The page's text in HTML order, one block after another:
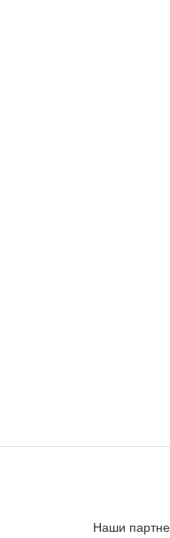
Наши